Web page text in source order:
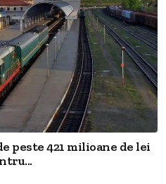
peste 421 milioane de lei